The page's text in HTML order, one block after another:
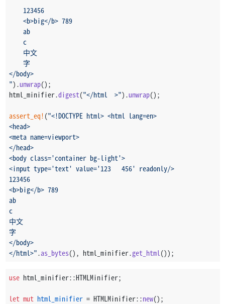
    123456
    <b>big</b> 789
    ab
    c
    中文
    字
</body>
").unwrap();
html_minifier.digest("</html  >").unwrap();
assert_eq! ("<!DOCTYPE html> <html lang=en>
<head>
<meta name=viewport>
</head>
<body class='container bg-light'>
<input type='text' value='123   456' readonly/>
123456
<b>big</b> 789
ab
c
中文
字
</body>
</html>".as_bytes(), html_minifier.get_html());
use html_minifier::HTMLMinifier;
let mut html_minifier = HTMLMinifier::new();